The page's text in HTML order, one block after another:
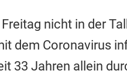
nicht in der
dem Coronavirus
33 Jahren allein